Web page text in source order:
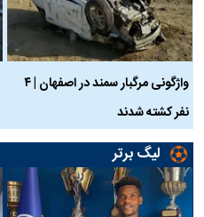
واژگونی مرگبار سمند در اصفهان | ۴
نفر کشته شدند
لیگ برتر